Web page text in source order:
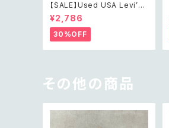
【SALE】Used USA Levi’s
sunrise design orange t
shirt レトロ アメリカ ユーズ
ド 古着 リーバイス サンライズ
デザイン オレンジ Tシャツ X
XL
¥2,786
30%OFF
その他の商品